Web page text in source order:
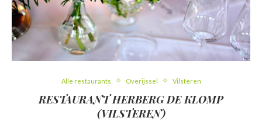
Alle restaurants Overijssel Vilsteren
RESTAURANT HERBERG DE KLOMP
(VILSTEREN)